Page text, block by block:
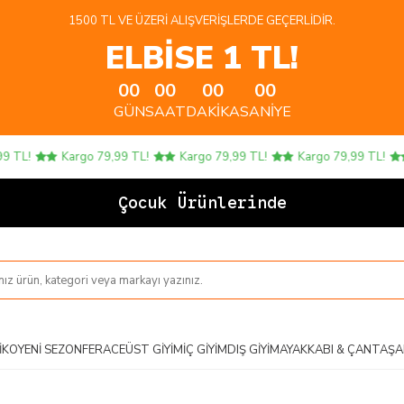
1500 TL VE ÜZERI ALIŞVERIŞLERDE GEÇERLIDIR.
ELBİSE 1 TL!
00
GÜN
00
SAAT
00
DAKIKA
00
SANIYE
Kargo 79,99 TL! Kargo 79,99 TL! Kargo 79,99 TL!
Çocuk Ürünlerinde 4 AL
YENI SEZONFERACEÜST GIYIMİÇ GIYIMDIŞ GIYIMAYAKKABI & ÇANTA